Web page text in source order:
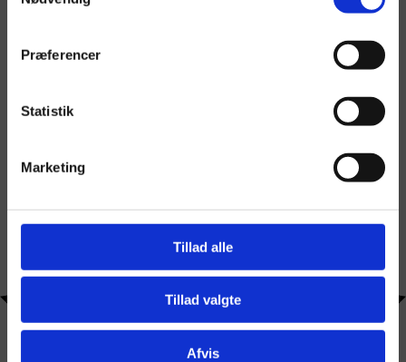
Præferencer
Statistik
Marketing
Tillad alle
Tillad valgte
Afvis